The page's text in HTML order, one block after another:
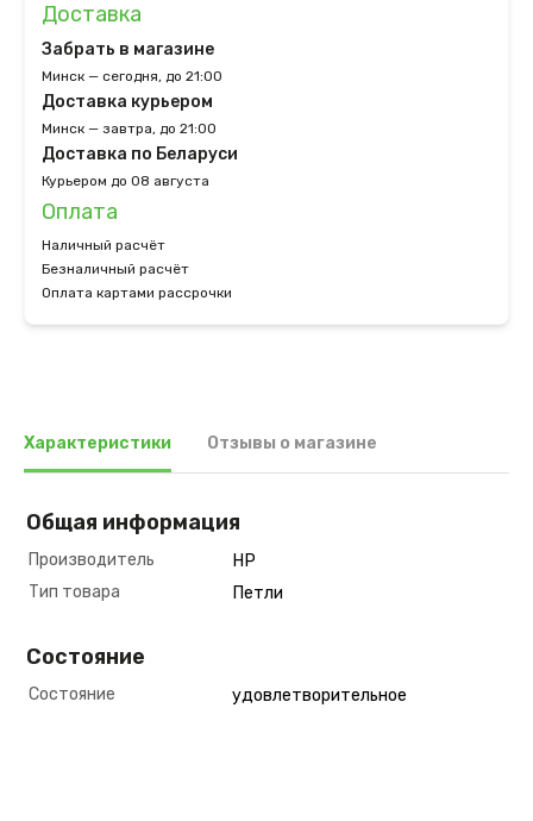
Доставка
Забрать в магазине
Минск — сегодня, до 21:00
Доставка курьером
Минск — завтра, до 21:00
Доставка по Беларуси
Курьером до 08 августа
Оплата
Наличный расчёт
Безналичный расчёт
Оплата картами рассрочки
Характеристики Отзывы о магазине
Общая информация
Производитель
HP
Тип товара
Петли
Состояние
Состояние удовлетворительное